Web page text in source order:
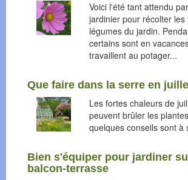
Voici l'été tant attendu
jardinier pour récolter les
légumes du jardin.
certains sont en
travaillent au potager...
Que faire dans la serre en
Les fortes chaleurs de
peuvent brûler les
quelques conseils sont à
Bien s'équiper pour jardiner
balcon-terrasse